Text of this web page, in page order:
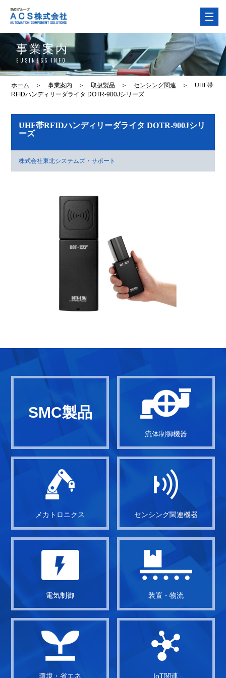
事業案内
BUSINESS INFO
ホーム ＞ 事業案内 ＞ 取扱製品 ＞ センシング関連 ＞
UHF帯
RFIDハンディリーダライタ DOTR-900Jシリーズ
UHF帯RFIDハンディリーダライタ DOTR-900Jシリ
ーズ
株式会社東北システムズ・サポート
SMC製品
流体制御機器
メカトロニクス センシング関連機器
電気制御 装置・物流
環境・省エネ IoT関連